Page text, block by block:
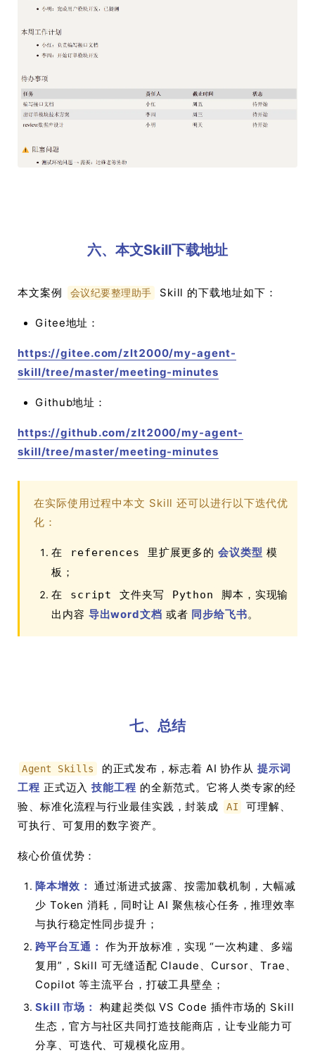
六、本文Skill下载地址
本文案例 会议纪要整理助手 Skill 的下载地址如下：
Gitee地址：
https://gitee.com/zlt2000/my-agent-
skill/tree/master/meeting-minutes
Github地址：
https://github.com/zlt2000/my-agent-
skill/tree/master/meeting-minutes
在实际使用过程中本文 Skill 还可以进行以下迭代优
化：
在 references 里扩展更多的会议类型 模
板；
在
script 文件夹写 Python
脚本，实现输
出内容 导出word文档 或者 同步给飞书。
七、总结
Agent Skills 的正式发布，标志着 AI 协作从 提示词
工程 正式迈入技能工程 的全新范式。它将人类专家的经
验、标准化流程与行业最佳实践，封装成
AI
可理解、
可执行、可复用的数字资产。
核心价值优势：
降本增效： 通过渐进式披露、按需加载机制，大幅减
少 Token 消耗，同时让 AI 聚焦核心任务，推理效率
与执行稳定性同步提升；
跨平台互通： 作为开放标准，实现 “一次构建、多端
复用”，Skill 可无缝适配 Claude、Cursor、Trae、
Copilot 等主流平台，打破工具壁垒；
Skill 市场：
构建起类似 VS Code 插件市场的 Skill
生态，官方与社区共同打造技能商店，让专业能力可
分享、可迭代、可规模化应用。